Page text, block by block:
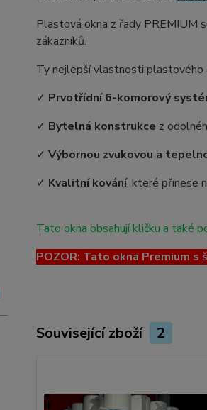
Plastová okna z řady PREMIUM
zákazníků.
Ty nejlepší vlastnosti plastového
✓ Prvotřídní 6-komorový
✓ Bytelná konstrukce z
✓ Výbornou zvukovou a
✓ Kvalitní kování, které přinese
Tato okna obsahují kličku a také
POZOR: Tato okna Premium
Související zboží 2